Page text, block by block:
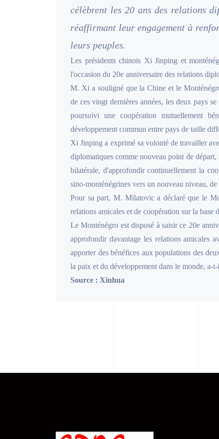
célèbrent les 20 ans des relations
réaffirmant leur engagement à
leurs peuples.
Les présidents chinois Xi Jinping et
l'occasion du 20e anniversaire des relations
M. Xi a souligné que la Chine et le
de ces vingt dernières années, les deux pays
poursuivi une coopération mutuellement
développement commun entre pays de taille
Xi Jinping a exprimé sa volonté de travailler
diplomatiques comme nouveau point de
bilatérale, d'approfondir continuellement la
sino-monténégrines vers un nouveau niveau,
Pour sa part, M. Milatovic a déclaré que le
relations amicales et de coopération sur la base
Le Monténégro est disposé à saisir ce 20e
approfondir davantage les relations amicales
apporter des bénéfices aux populations des
la paix et du développement dans le monde, a-
Source : Xinhua